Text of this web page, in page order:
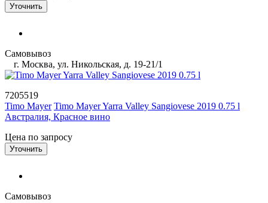
Уточнить
Самовывоз
г. Москва, ул. Никольская, д. 19-21/1
7205519
Timo Mayer Timo Mayer Yarra Valley Sangiovese 2019 0.75 l
Австралия, Красное вино
Цена по запросу
Уточнить
Самовывоз